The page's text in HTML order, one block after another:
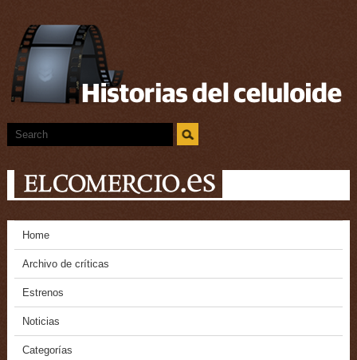
Home
Archivo de críticas
Estrenos
Noticias
Categorías